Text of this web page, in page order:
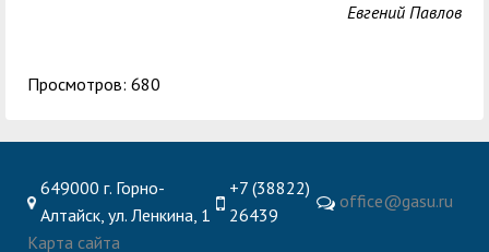
Евгений Павлов
Просмотров: 680
649000 г. Горно-
Алтайск, ул. Ленкина, 1
+7 (38822)
26439
office@gasu.ru
Карта сайта